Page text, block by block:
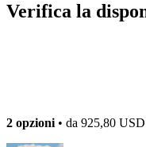
Verifica la
2 opzioni • da 925,80 USD